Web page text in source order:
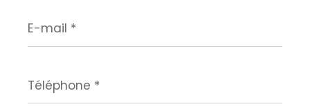
mail
*
*